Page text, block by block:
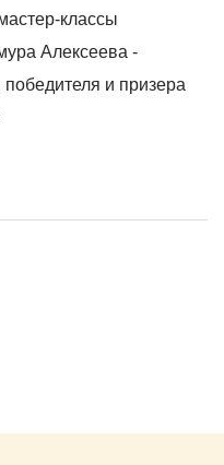
классы
Алексеева -
и призера